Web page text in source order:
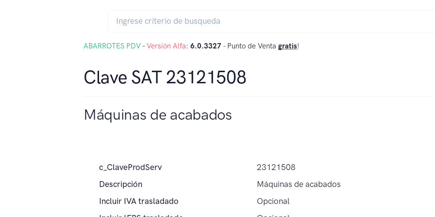
ABARROTES PDV -Versión Alfa: 6.0.3327 - Punto de Venta gratis!
Clave SAT 23121508
Máquinas de acabados
c_ClaveProdServ
23121508
Descripción
Máquinas de acabados
Incluir IVA trasladado
Opcional